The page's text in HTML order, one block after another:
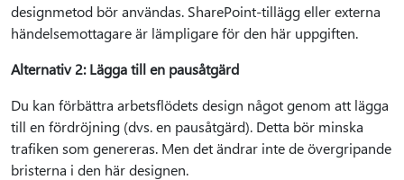
designmetod bör användas. SharePoint-tillägg eller externa
händelsemottagare är lämpligare för den här uppgiften.
Alternativ 2: Lägga till en pausåtgärd
Du kan förbättra arbetsflödets design något genom att lägga
till en fördröjning (dvs. en pausåtgärd). Detta bör minska
trafiken som genereras. Men det ändrar inte de övergripande
bristerna i den här designen.